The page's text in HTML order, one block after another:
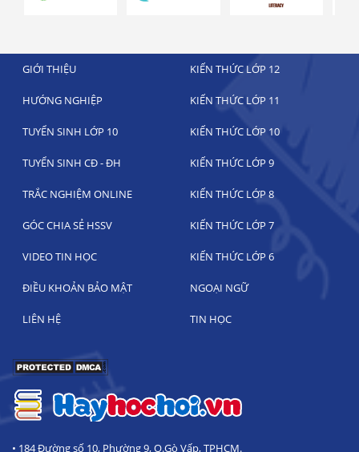
GIỚI THIỆU KIẾN THỨC LỚP 12
HƯỚNG NGHIỆP KIẾN THỨC LỚP 11
TUYỂN SINH LỚP 10 KIẾN THỨC LỚP 10
TUYỂN SINH CĐ - ĐH KIẾN THỨC LỚP 9
TRẮC NGHIỆM ONLINE KIẾN THỨC LỚP 8
GÓC CHIA SẺ HSSV KIẾN THỨC LỚP 7
VIDEO TIN HỌC KIẾN THỨC LỚP 6
ĐIỀU KHOẢN BẢO MẬT NGOẠI NGỮ
LIÊN HỆ TIN HỌC
• 184 Đường số 10, Phường 9, Q.Gò Vấp, TPHCM.